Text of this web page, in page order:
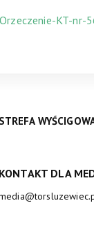
KT-nr-
STREFA
KONTAKT DLA